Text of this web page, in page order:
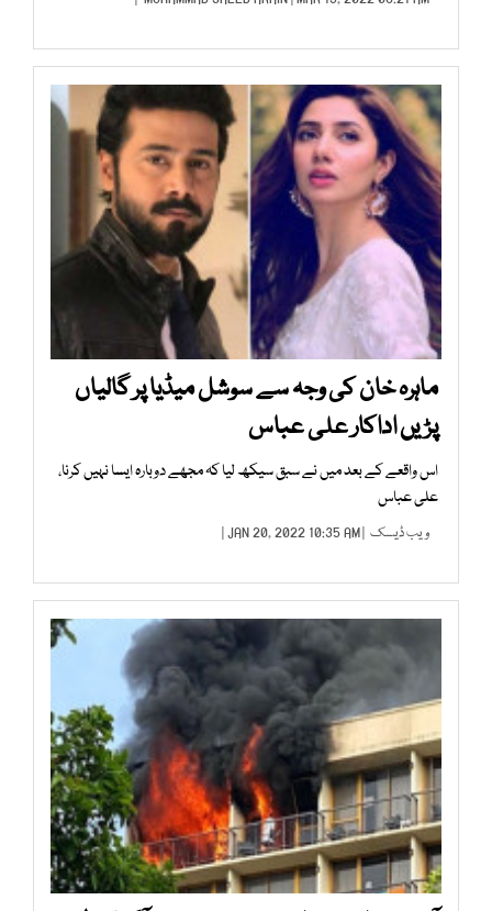
ماہرہ خان کی وجہ سے سوشل میڈیا پر گالیاں
پڑیں اداکار علی عباس
اس واقعے کے بعد میں نے سبق سیکھ لیا کہ مجھے دوبارہ ایسا نہیں کرنا،
علی عباس
ویب ڈیسک | JAN 20, 2022 10:35 AM |